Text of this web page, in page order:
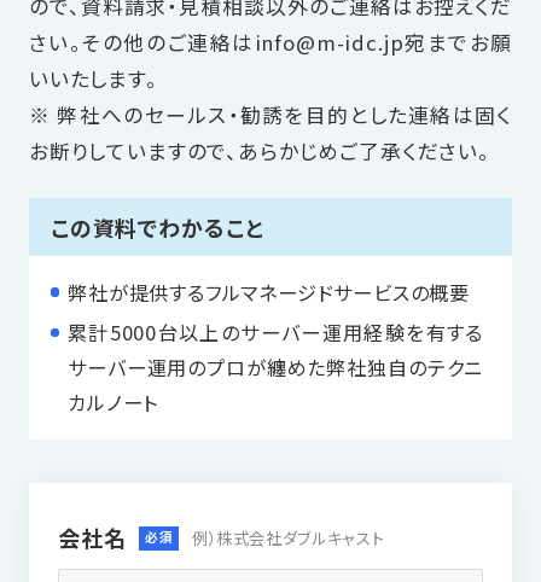
ので、資料請求・見積相談以外のご連絡はお控えくだ
さい。その他のご連絡はinfo@m-idc.jp宛までお願
いいたします。
※ 弊社へのセールス・勧誘を目的とした連絡は固く
お断りしていますので、あらかじめご了承ください。
この資料でわかること
弊社が提供するフルマネージドサービスの概要
累計5000台以上のサーバー運用経験を有する
サーバー運用のプロが纏めた弊社独自のテクニ
カルノート
会社名 例）株式会社ダブルキャスト
資料請求をする
ブログ